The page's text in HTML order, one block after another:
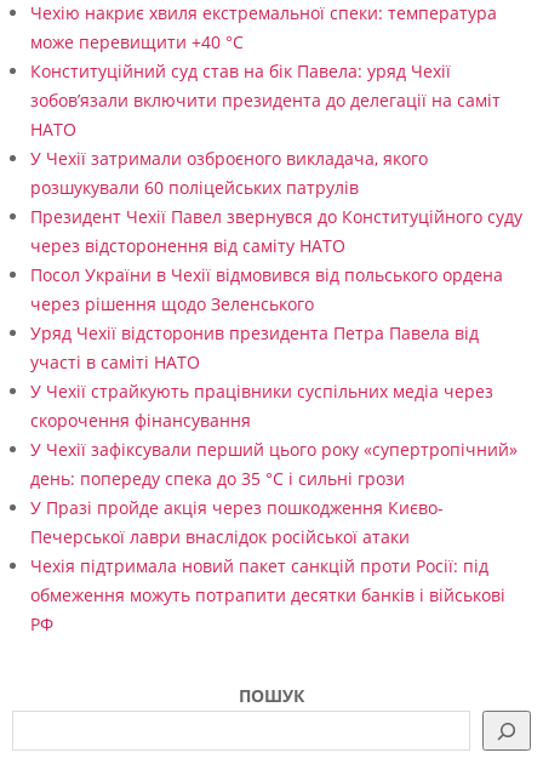
п
а
м
т
р
ж
е
в
М
і
Чехію накриє хвиля екстремальної спеки: температура
може перевищити +40 °C
Конституційний суд став на бік Павела: уряд Чехії
зобов’язали включити президента до делегації на саміт
НАТО
У Чехії затримали озброєного викладача, якого
розшукували 60 поліцейських патрулів
Президент Чехії Павел звернувся до Конституційного суду
через відсторонення від саміту НАТО
Посол України в Чехії відмовився від польського ордена
через рішення щодо Зеленського
Уряд Чехії відсторонив президента Петра Павела від
участі в саміті НАТО
У Чехії страйкують працівники суспільних медіа через
скорочення фінансування
У Чехії зафіксували перший цього року «супертропічний»
день: попереду спека до 35 °C і сильні грози
У Празі пройде акція через пошкодження Києво-
Печерської лаври внаслідок російської атаки
Чехія підтримала новий пакет санкцій проти Росії: під
обмеження можуть потрапити десятки банків і військові
РФ
ПОШУК